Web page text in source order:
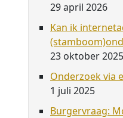
29 april 2026
Kan ik
23 oktober 2025
Onderzoek via
1 juli 2025
Burgervraag: